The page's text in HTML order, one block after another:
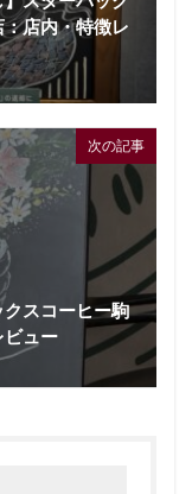
店内・特徴レ
次の記事
スコーヒー駒
ビュー